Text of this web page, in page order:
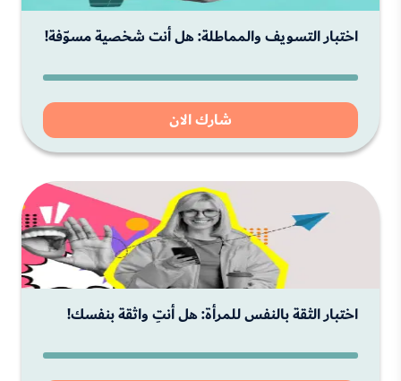
اختبار التسويف والمماطلة: هل أنت شخصية مسوّفة!
شارك الان
اختبار الثقة بالنفس للمرأة: هل أنتِ واثقة بنفسك!